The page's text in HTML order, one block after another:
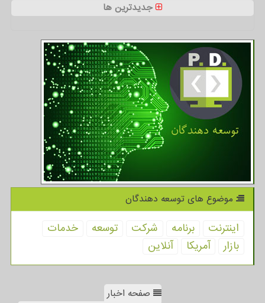
جدیدترین ها
موضوع های توسعه دهندگان
اینترنت برنامه شركت توسعه
خدمات
بازار
آمریكا آنلاین
صفحه اخبار